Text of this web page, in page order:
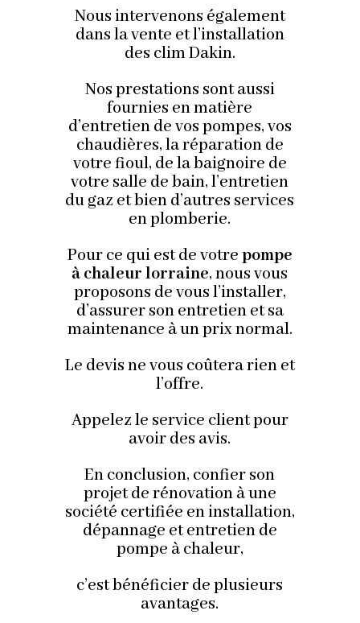
Nous intervenons également
dans la vente et l’installation
des clim Dakin.
Nos prestations sont aussi
fournies en matière
d’entretien de vos pompes, vos
chaudières, la réparation de
votre fioul, de la baignoire de
votre salle de bain, l’entretien
du gaz et bien d’autres services
en plomberie.
Pour ce qui est de votre pompe
à chaleur lorraine, nous vous
proposons de vous l’installer,
d’assurer son entretien et sa
maintenance à un prix normal.
Le devis ne vous coûtera rien et
l’offre.
Appelez le service client pour
avoir des avis.
En conclusion, confier son
projet de rénovation à une
société certifiée en installation,
dépannage et entretien de
pompe à chaleur,
c’est bénéficier de plusieurs
avantages.